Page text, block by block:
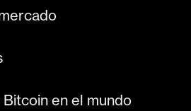
en el mundo